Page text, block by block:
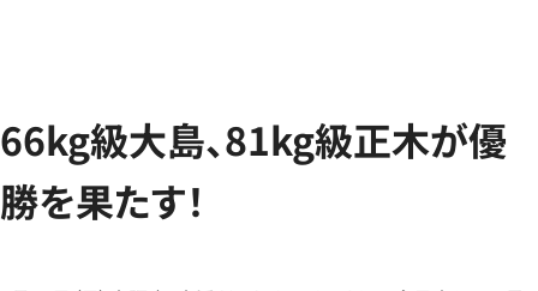
66kg級大島、81kg級正木が優
勝を果たす！